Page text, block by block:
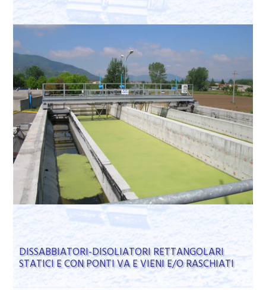
DISSABBIATORI-DISOLIATORI RETTANGOLARI
STATICI E CON PONTI VA E VIENI E/O RASCHIATI